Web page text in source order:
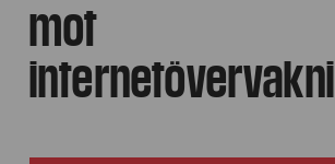
mot